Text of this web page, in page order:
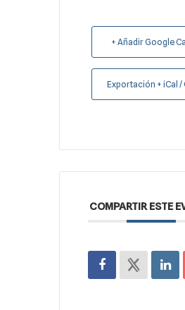
+ Añadir Google
Exportación + iCal
COMPARTIR ESTE